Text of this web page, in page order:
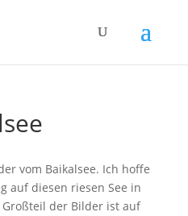
vom Baikalsee. Ich hoffe
auf diesen riesen See in
der Bilder ist auf